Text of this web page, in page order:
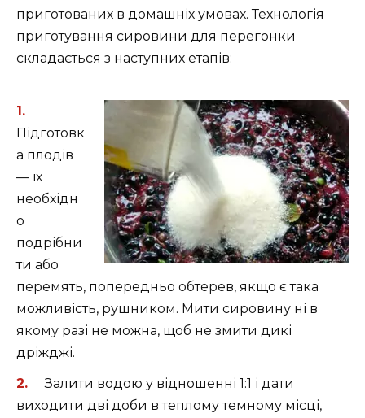
приготованих в домашніх умовах. Технологія
приготування сировини для перегонки
складається з наступних етапів:
Підготовк
а плодів
— їх
необхідн
о
подрібни
ти або
перемять, попередньо обтерев, якщо є така
можливість, рушником. Мити сировину ні в
якому разі не можна, щоб не змити дикі
дріжджі.
Залити водою у відношенні 1:1 і дати
виходити дві доби в теплому темному місці,